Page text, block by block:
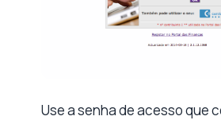
Use a senha de acesso que